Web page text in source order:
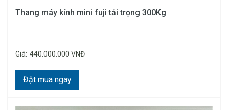
Thang máy kính mini fuji tải trọng 300Kg
Giá: 440.000.000 VNĐ
Đặt mua ngay